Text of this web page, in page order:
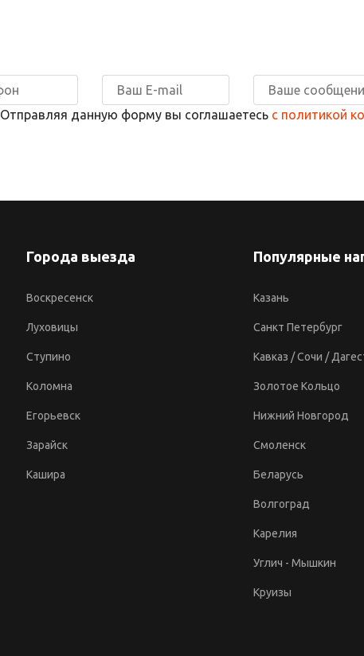
Отправляя данную форму вы соглашаетесь с политикой
Города выезда
Воскресенск
Луховицы
Ступино
Коломна
Егорьевск
Зарайск
Кашира
Популярные
Казань
Санкт Петербург
Кавказ / Сочи /
Золотое Кольцо
Нижний Новгород
Смоленск
Беларусь
Волгоград
Карелия
Углич - Мышкин
Круизы